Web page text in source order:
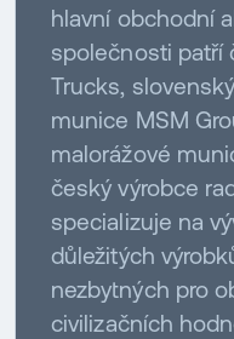
hlavní obchodní
společnosti patří
Trucks,
munice MSM
malorážové
český výrobce
specializuje na
důležitých
nezbytných pro
civilizačních